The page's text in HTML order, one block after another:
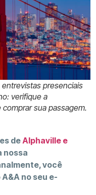
presenciais
verifique a
sua passagem.
deAlphaville e
nossa
você
no seu e-